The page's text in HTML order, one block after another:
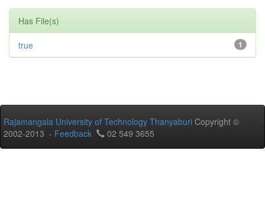
Has File(s)
1
true
Rajamangala University of Technology Thanyaburi Copyright ©
2002-2013 - Feedback 02 549 3655